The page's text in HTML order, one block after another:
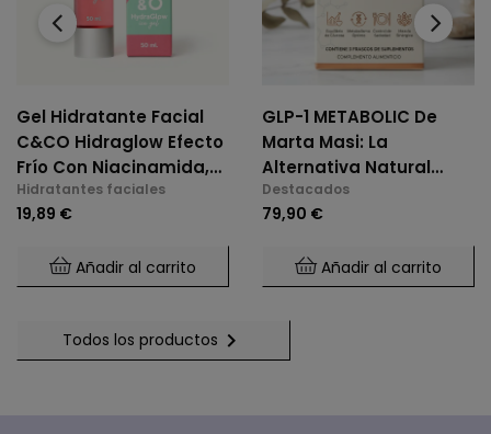
Gel Hidratante Facial
C&CO Hidraglow Efecto
Frío Con Niacinamida,
Xylitol, Panthenol,
Elastina Marina, Para
Hidratantes faciales
19,89 €
Añadir al carrito
GLP-1 METABOLIC De
Marta Masi: La
Alternativa Natural
Para El Control De
Glucosa Y Saciedad.
Destacados
79,90 €
Añadir al carrito
‹ ›
Todos los productos 